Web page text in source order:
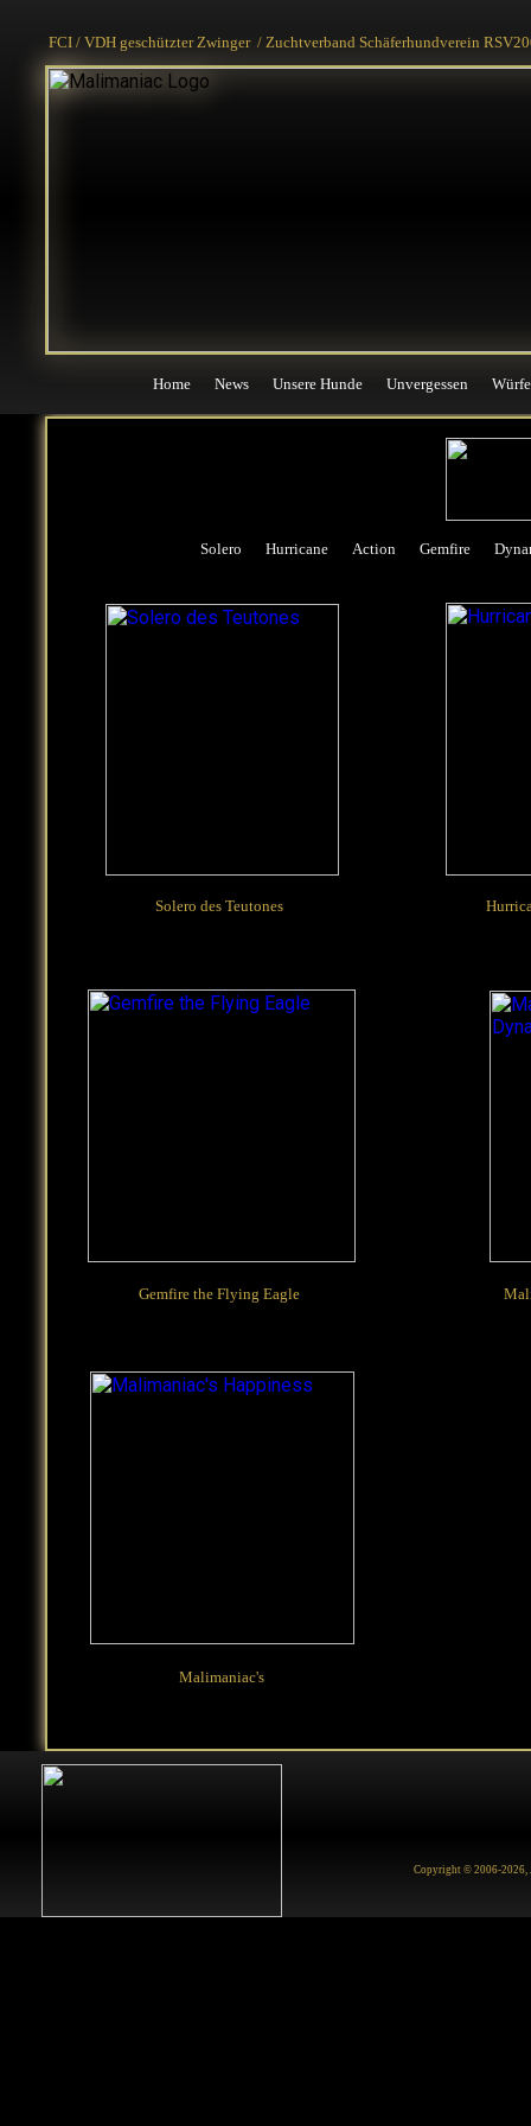
Solero Hurricane Action Gemfire
Solero des Teutones
Gemfire the Flying Eagle
Malimaniac's
Copyright © 2006-2026,
Home News Unsere Hunde Unvergessen Würfe
FCI / VDH geschützter Zwinger / Zuchtverband Schäferhundverein
Home News Unsere Hunde Unvergessen Würfe